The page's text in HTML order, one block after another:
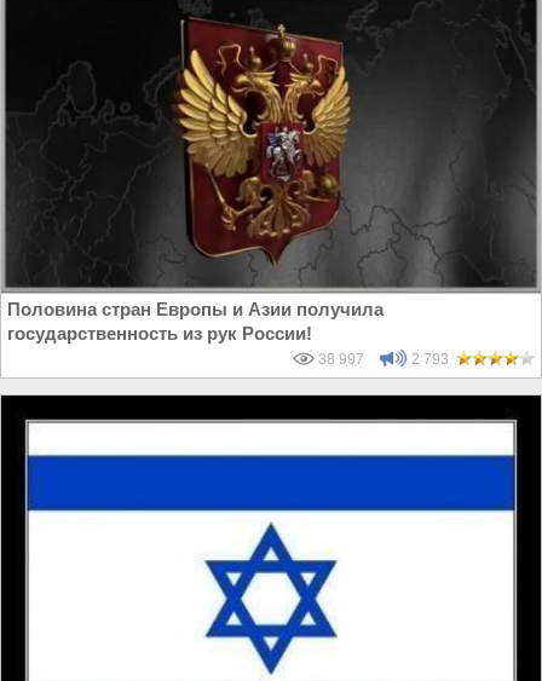
Половина стран Европы и Азии получила
государственность из рук России!
38 997 2 793